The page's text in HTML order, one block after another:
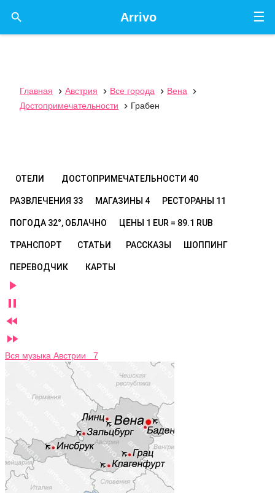
☰
Arrivo

Главная  Австрия  Все города  Вена

Достопримечательности
 Грабен
ОТЕЛИ ДОСТОПРИМЕЧАТЕЛЬНОСТИ 40
РАЗВЛЕЧЕНИЯ 33 МАГАЗИНЫ 4 РЕСТОРАНЫ 11
ПОГОДА 32°, ОБЛАЧНО ЦЕНЫ 1 EUR = 89.1 RUB
ТРАНСПОРТ СТАТЬИ РАССКАЗЫ ШОППИНГ
ПЕРЕВОДЧИК КАРТЫ




Вся музыка Австрии 7